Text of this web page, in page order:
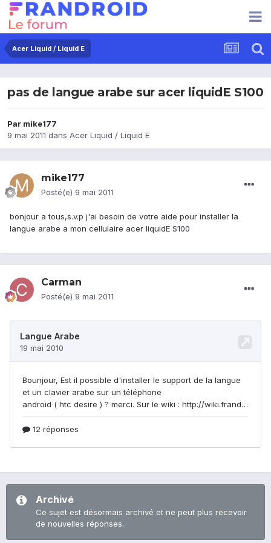
Acer Liquid / Liquid E
pas de langue arabe sur acer liquidE S100
Par mike177
9 mai 2011 dans Acer Liquid / Liquid E
mike177
Posté(e) 9 mai 2011
bonjour a tous,s.v.p j'ai besoin de votre aide pour installer la
langue arabe a mon cellulaire acer liquidE S100
Carman
Posté(e) 9 mai 2011
Archivé
Ce sujet est désormais archivé et ne peut plus recevoir
de nouvelles réponses.